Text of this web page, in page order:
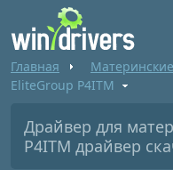
Главная
EliteGroup P4ITM
Драйвер для
P4ITM драйвер